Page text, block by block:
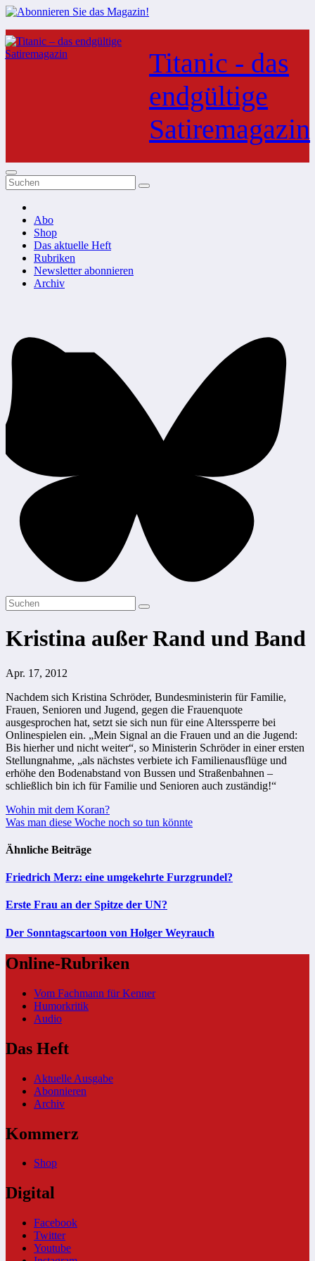
Zum
Inhalt
springen
Titanic - das
endgültige
Satiremagazin
Abo
Shop
Das aktuelle Heft
Rubriken
Newsletter abonnieren
Archiv
Kristina außer Rand und Band
Apr. 17, 2012
Nachdem sich Kristina Schröder, Bundesministerin für Familie,
Frauen, Senioren und Jugend, gegen die Frauenquote
ausgesprochen hat, setzt sie sich nun für eine Alterssperre bei
Onlinespielen ein. „Mein Signal an die Frauen und an die Jugend:
Bis hierher und nicht weiter“, so Ministerin Schröder in einer ersten
Stellungnahme, „als nächstes verbiete ich Familienausflüge und
erhöhe den Bodenabstand von Bussen und Straßenbahnen –
schließlich bin ich für Familie und Senioren auch zuständig!“
Beitragsnavigation
Wohin mit dem Koran?
Was man diese Woche noch so tun könnte
Ähnliche Beiträge
Friedrich Merz: eine umgekehrte Furzgrundel?
Erste Frau an der Spitze der UN?
Der Sonntagscartoon von Holger Weyrauch
Online-Rubriken
Vom Fachmann für Kenner
Humorkritik
Audio
Das Heft
Aktuelle Ausgabe
Abonnieren
Archiv
Kommerz
Shop
Digital
Facebook
Twitter
Youtube